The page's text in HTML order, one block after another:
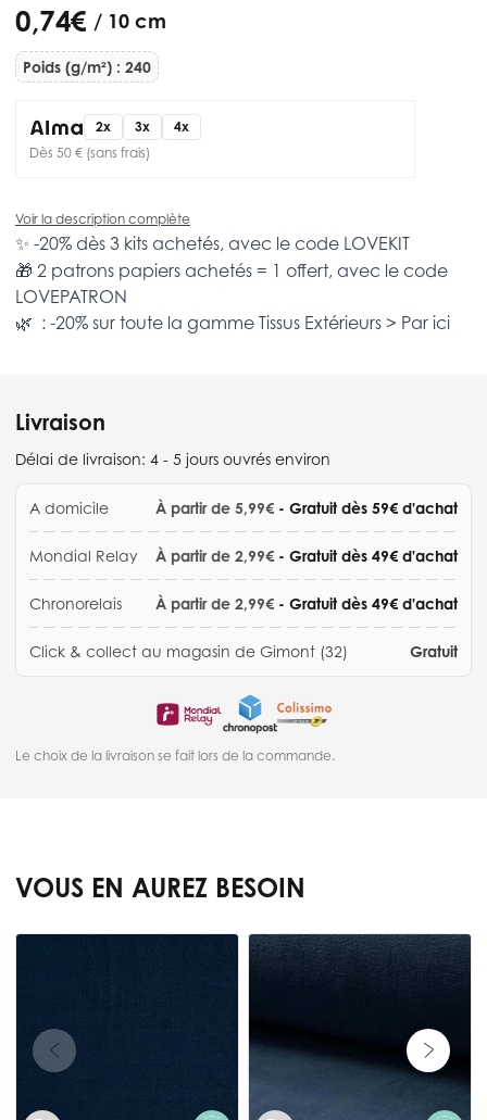
0,74 € / 10 cm
Poids (g/m²) : 240
2x 3x
4x
Dès 50 € (sans frais)
Voir la description complète
✨ -20% dès 3 kits achetés, avec le code LOVEKIT
🎁 2 patrons papiers achetés = 1 offert, avec le code
LOVEPATRON
🌿 : -20% sur toute la gamme Tissus Extérieurs > Par ici
Livraison
Délai de livraison: 4 - 5 jours ouvrés environ
A domicile À partir de 5,99€ - Gratuit dès 59€ d'achat
Mondial Relay À partir de 2,99€ - Gratuit dès 49€ d'achat
Chronorelais À partir de 2,99€ - Gratuit dès 49€ d'achat
Click & collect au magasin de Gimont (32) Gratuit
Le choix de la livraison se fait lors de la commande.
VOUS EN AUREZ BESOIN
Press to skip carousel